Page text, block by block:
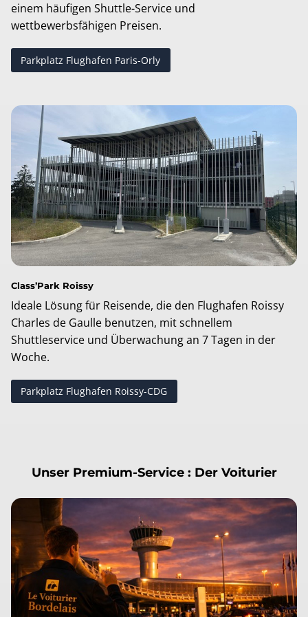
einem häufigen Shuttle-Service und
wettbewerbsfähigen Preisen.
Parkplatz Flughafen Paris-Orly
Class’Park Roissy
Ideale Lösung für Reisende, die den Flughafen Roissy
Charles de Gaulle benutzen, mit schnellem
Shuttleservice und Überwachung an 7 Tagen in der
Woche.
Parkplatz Flughafen Roissy-CDG
Unser Premium-Service : Der Voiturier